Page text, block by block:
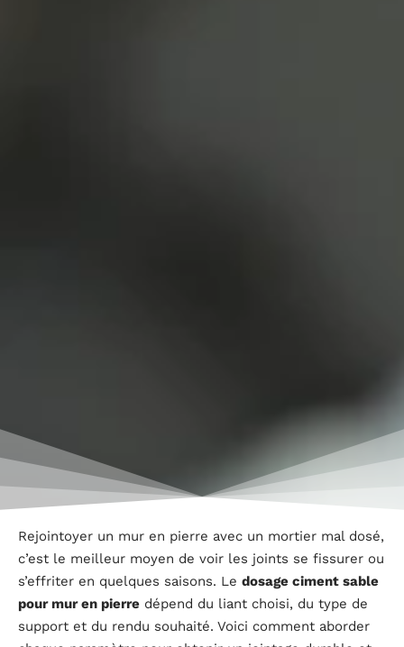
Rejointoyer un mur en pierre avec un mortier mal dosé,
c’est le meilleur moyen de voir les joints se fissurer ou
s’effriter en quelques saisons. Le dosage ciment sable
pour mur en pierre dépend du liant choisi, du type de
support et du rendu souhaité. Voici comment aborder